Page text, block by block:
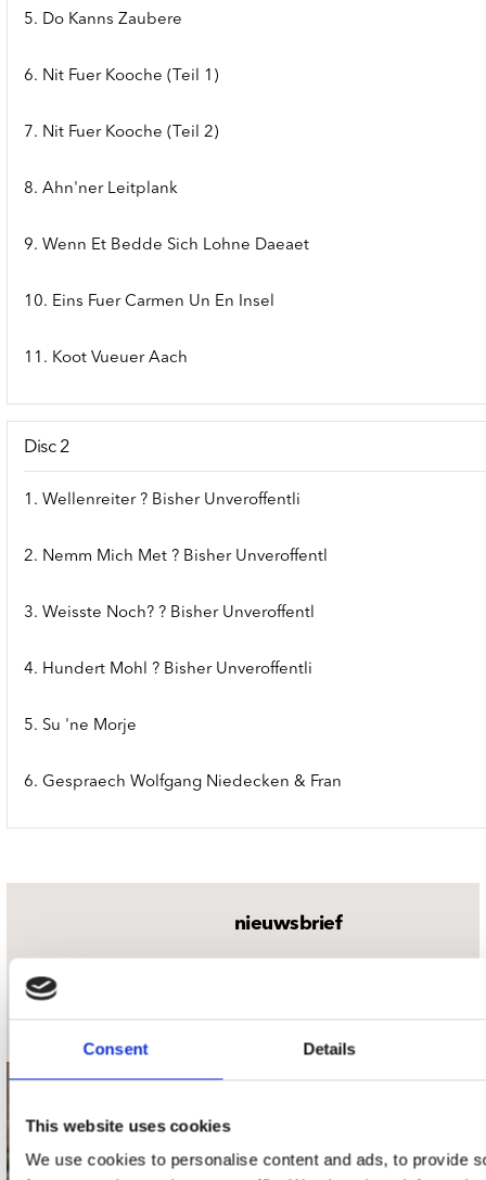
Consent Details
This website uses cookies
We use cookies to personalise content and ads, to provide
5. Do Kanns Zaubere
6. Nit Fuer Kooche (Teil 1)
7. Nit Fuer Kooche (Teil 2)
8. Ahn'ner Leitplank
9. Wenn Et Bedde Sich Lohne Daeaet
10. Eins Fuer Carmen Un En Insel
11. Koot Vueuer Aach
Disc 2
1. Wellenreiter ? Bisher Unveroffentli
2. Nemm Mich Met ? Bisher Unveroffentl
3. Weisste Noch? ? Bisher Unveroffentl
4. Hundert Mohl ? Bisher Unveroffentli
5. Su 'ne Morje
6. Gespraech Wolfgang Niedecken & Fran
nieuwsbrief